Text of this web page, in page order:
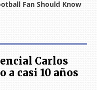
Carlos
a casi 10 años